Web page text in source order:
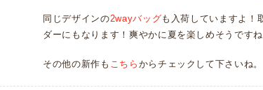
同じデザインの2wayバッグも入荷していますよ！
ダーにもなります！爽やかに夏を楽しめそうですね
その他の新作も こちら からチェックして下さいね。